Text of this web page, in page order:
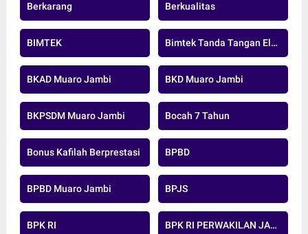
Berkarang Berkualitas
BIMTEK Bimtek Tanda Tangan Elektronik
BKAD Muaro Jambi BKD Muaro Jambi
BKPSDM Muaro Jambi Bocah 7 Tahun
Bonus Kafilah Berprestasi BPBD
BPBD Muaro Jambi BPJS
BPK RI BPK RI PERWAKILAN JAMBI